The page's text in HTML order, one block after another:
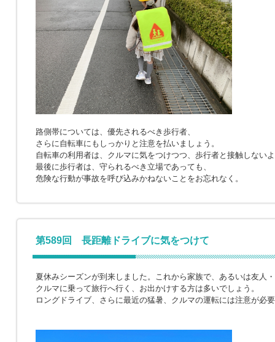
路側帯については、優先されるべき歩行者、
さらに自転車にもしっかりと注意を払いましょう。
自転車の利用者は、クルマに気をつけつつ、歩行者と接触しない
最後に歩行者は、守られるべき立場であっても、
危険な行動が事故を呼び込みかねないことをお忘れなく。
第589回 長距離ドライブに気をつけて
夏休みシーズンが到来しました。これから家族で、あるいは友人
クルマに乗って旅行へ行く、お出かけする方は多いでしょう。
ロングドライブ、さらに最近の猛暑、クルマの運転には注意が必